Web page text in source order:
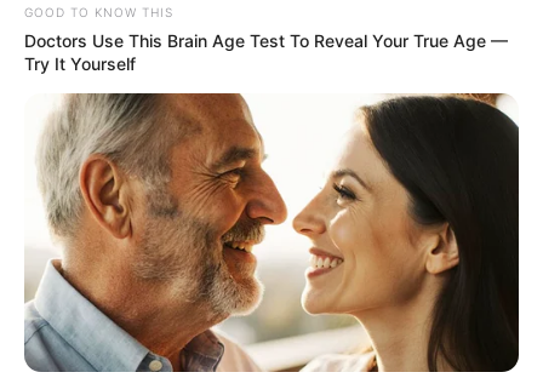
GOOD TO KNOW THIS
Doctors Use This Brain Age Test To Reveal Your True Age —
Try It Yourself